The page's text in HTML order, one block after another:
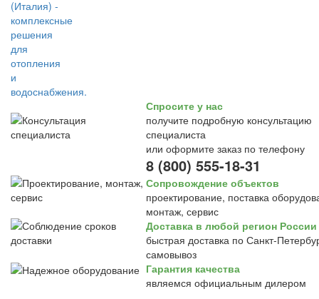
Спросите у нас
получите подробную консультацию
специалиста
или оформите заказ по телефону
8 (800) 555-18-31
Сопровождение объектов
проектирование, поставка
монтаж, сервис
Доставка в любой регион России
быстрая доставка по Санкт-
самовывоз
Гарантия качества
являемся официальным дилером